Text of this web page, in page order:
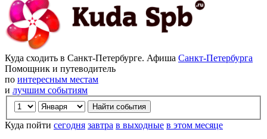
Куда сходить в Санкт-Петербурге. Афиша Санкт-Петербурга
Помощник и путеводитель
по интересным местам
и лучшим событиям
Куда пойти сегодня завтра в выходные в этом месяце